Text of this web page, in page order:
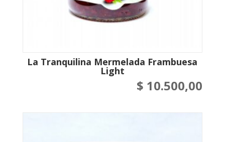
La Tranquilina Mermelada Frambuesa
Light
$ 10.500,00